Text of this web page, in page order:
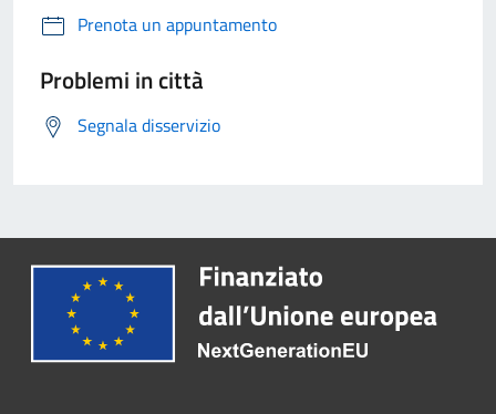
Prenota un appuntamento
Problemi in città
Segnala disservizio